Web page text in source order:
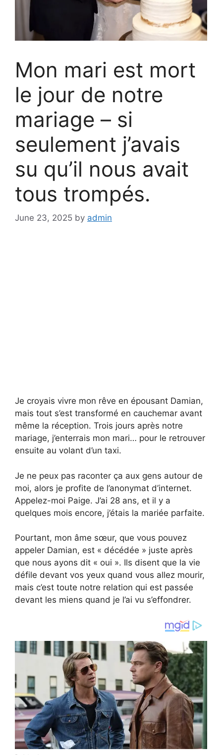
Mon mari est mort
le jour de notre
mariage – si
seulement j’avais
su qu’il nous avait
tous trompés.
June 23, 2025 by admin
Je croyais vivre mon rêve en épousant Damian,
mais tout s’est transformé en cauchemar avant
même la réception. Trois jours après notre
mariage, j’enterrais mon mari… pour le retrouver
ensuite au volant d’un taxi.
Je ne peux pas raconter ça aux gens autour de
moi, alors je profite de l’anonymat d’internet.
Appelez-moi Paige. J’ai 28 ans, et il y a
quelques mois encore, j’étais la mariée parfaite.
Pourtant, mon âme sœur, que vous pouvez
appeler Damian, est « décédée » juste après
que nous ayons dit « oui ». Ils disent que la vie
défile devant vos yeux quand vous allez mourir,
mais c’est toute notre relation qui est passée
devant les miens quand je l’ai vu s’effondrer.